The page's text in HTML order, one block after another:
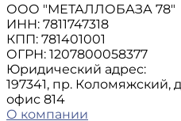
ООО "МЕТАЛЛОБАЗА 78"
ИНН: 7811747318
КПП: 781401001
ОГРН: 1207800058377
Юридический адрес:
197341, пр. Коломяжский,
офис 814
О компании